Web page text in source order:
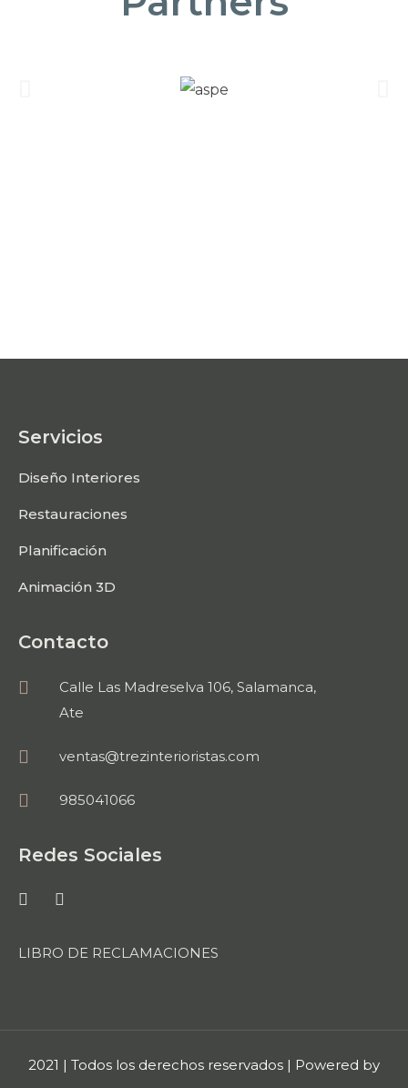
Servicios
Diseño Interiores
Restauraciones
Planificación
Animación 3D
Contacto
Calle Las Madreselva 106, Salamanca,
Ate
ventas@trezinterioristas.com
985041066
Redes Sociales
LIBRO DE RECLAMACIONES
2021 | Todos los derechos reservados | Powered by